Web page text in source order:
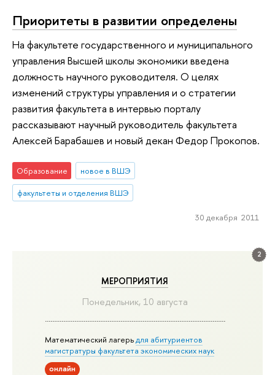
2
МЕРОПРИЯТИЯ
Понедельник, 10 августа
Математический лагерьдля абитуриентов
магистратуры факультета экономических наук
онлайн
Приоритеты в развитии определены
На факультете государственного и муниципального
управления Высшей школы экономики введена
должность научного руководителя. О целях
изменений структуры управления и о стратегии
развития факультета в интервью порталу
рассказывают научный руководитель факультета
Алексей Барабашев и новый декан Федор Прокопов.
Образование
новое в ВШЭ
факультеты и отделения ВШЭ
30 декабря 2011